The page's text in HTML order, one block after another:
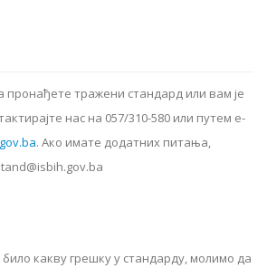
пронађете тражени стандард или вам је
нас на 057/310-580 или путем е-
. Ако имате додатних питања,
какву грешку у стандарду, молимо да